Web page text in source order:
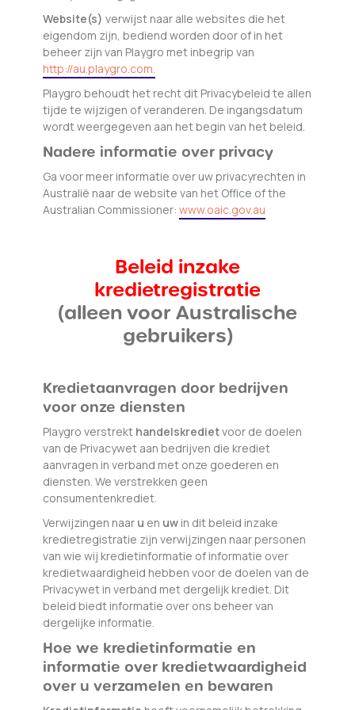
Website(s) verwijst naar alle websites die het
eigendom zijn, bediend worden door of in het
beheer zijn van Playgro met inbegrip van
http://au.playgro.com.
Playgro behoudt het recht dit Privacybeleid te allen
tijde te wijzigen of veranderen. De ingangsdatum
wordt weergegeven aan het begin van het beleid.
Nadere informatie over privacy
Ga voor meer informatie over uw privacyrechten in
Australië naar de website van het Office of the
Australian Commissioner: www.oaic.gov.au
Beleid inzake
kredietregistratie
(alleen voor Australische
gebruikers)
Kredietaanvragen door bedrijven
voor onze diensten
Playgro verstrekt handelskredietvoor de doelen
van de Privacywet aan bedrijven die krediet
aanvragen in verband met onze goederen en
diensten. We verstrekken geen
consumentenkrediet.
Verwijzingen naar u en uw in dit beleid inzake
kredietregistratie zijn verwijzingen naar personen
van wie wij kredietinformatie of informatie over
kredietwaardigheid hebben voor de doelen van de
Privacywet in verband met dergelijk krediet. Dit
beleid biedt informatie over ons beheer van
dergelijke informatie.
Hoe we kredietinformatie en
informatie over kredietwaardigheid
over u verzamelen en bewaren